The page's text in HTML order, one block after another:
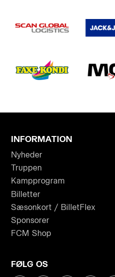
INFORMATION
Nyheder
Truppen
Kampprogram
Billetter
Sæsonkort / BilletFlex
Sponsorer
FCM Shop
FØLG OS